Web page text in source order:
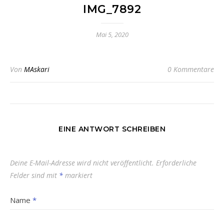
IMG_7892
Mai 5, 2020
Von MAskari 0 Kommentare
EINE ANTWORT SCHREIBEN
Deine E-Mail-Adresse wird nicht veröffentlicht. Erforderliche
Felder sind mit * markiert
Name *